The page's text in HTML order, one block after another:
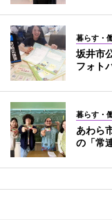
暮らす・
坂井市
フォト
暮らす・
あわら
の「常